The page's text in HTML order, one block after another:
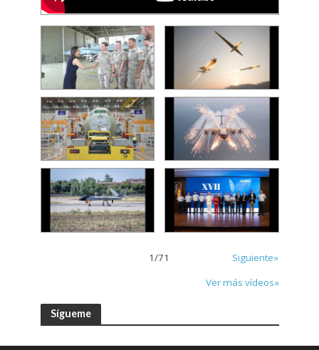
1/71
Siguiente»
Ver más vídeos»
Sígueme